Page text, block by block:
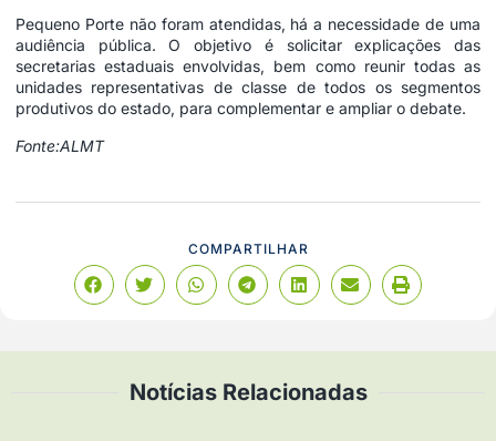
Pequeno Porte não foram atendidas, há a necessidade de uma
audiência pública. O objetivo é solicitar explicações das
secretarias estaduais envolvidas, bem como reunir todas as
unidades representativas de classe de todos os segmentos
produtivos do estado, para complementar e ampliar o debate.
Fonte:ALMT
COMPARTILHAR
Notícias Relacionadas